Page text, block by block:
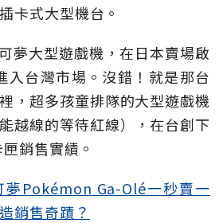
卡式大型機台。
夢大型遊戲機，在日本賣場啟
入台灣市場。沒錯！就是那台
，超多孩童排隊的大型遊戲機
越線的等待紅線），在台創下
銷售實績。
夢Pokémon Ga-Olé一秒賣一
銷售奇蹟？